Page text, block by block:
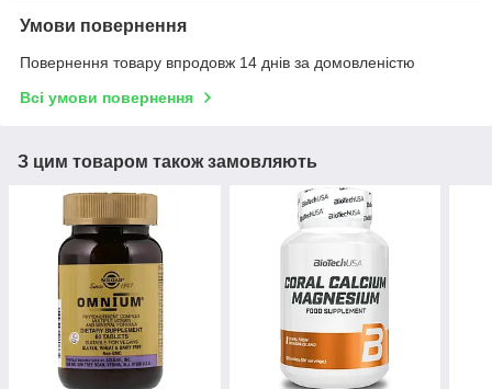
Умови повернення
Повернення товару впродовж 14 днів за домовленістю
Всі умови повернення
З цим товаром також замовляють